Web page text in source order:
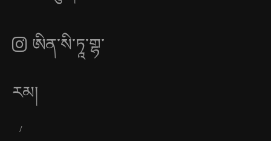
ཨིན་སི་ཏཱ་གྷ་
རམ།